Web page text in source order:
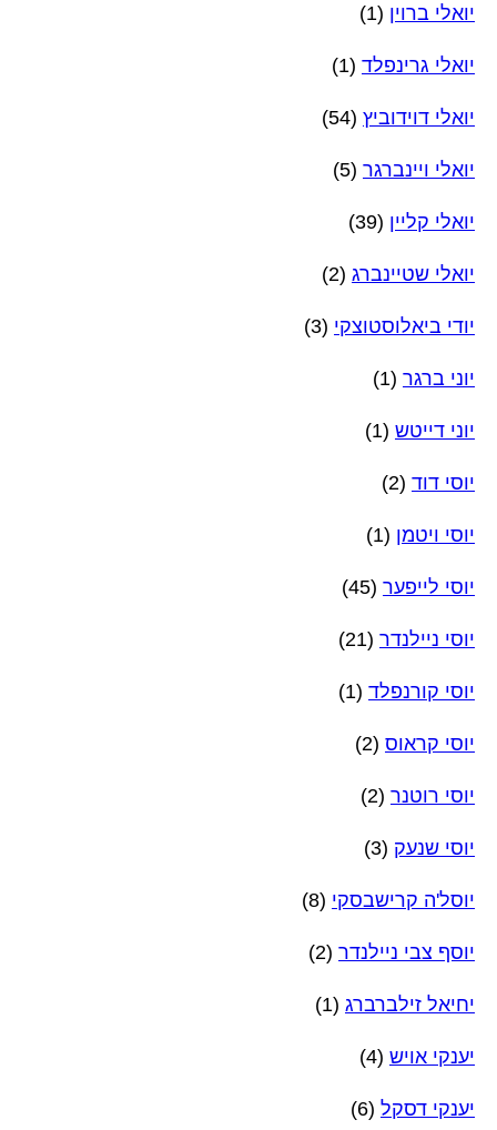
יואלי ברוין (1)
יואלי גרינפלד (1)
יואלי דוידוביץ (54)
יואלי ויינברגר (5)
יואלי קליין (39)
יואלי שטיינברג (2)
יודי ביאלוסטוצקי (3)
יוני ברגר (1)
יוני דייטש (1)
יוסי דוד (2)
יוסי ויטמן (1)
יוסי לייפער (45)
יוסי ניילנדר (21)
יוסי קורנפלד (1)
יוסי קראוס (2)
יוסי רוטנר (2)
יוסי שנעק (3)
יוסל'ה קרישבסקי (8)
יוסף צבי ניילנדר (2)
יחיאל זילברברג (1)
יענקי אויש (4)
יענקי דסקל (6)